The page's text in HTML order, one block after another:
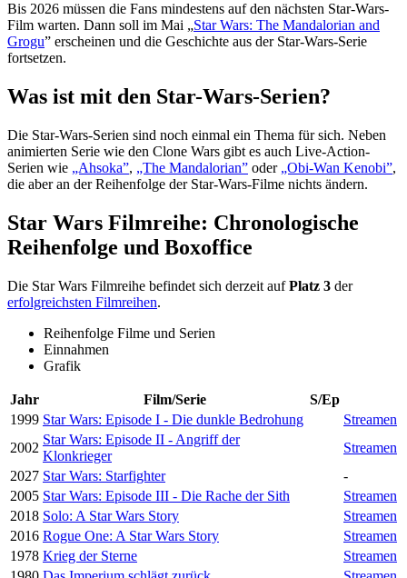
Bis 2026 müssen die Fans mindestens auf den nächsten Star-Wars-
Film warten. Dann soll im Mai „Star Wars: The Mandalorian and
Grogu” erscheinen und die Geschichte aus der Star-Wars-Serie
fortsetzen.
Was ist mit den Star-Wars-Serien?
Die Star-Wars-Serien sind noch einmal ein Thema für sich. Neben
animierten Serie wie den Clone Wars gibt es auch Live-Action-
Serien wie „Ahsoka”, „The Mandalorian” oder „Obi-Wan Kenobi”,
die aber an der Reihenfolge der Star-Wars-Filme nichts ändern.
Star Wars Filmreihe: Chronologische
Reihenfolge und Boxoffice
Die Star Wars Filmreihe befindet sich derzeit aufPlatz 3 der
erfolgreichsten Filmreihen.
Reihenfolge Filme und Serien
Einnahmen
Grafik
Jahr Film/Serie
S/Ep
1999 Star Wars: Episode I - Die dunkle Bedrohung
Streamen
2002
Star Wars: Episode II - Angriff der
Klonkrieger
Streamen
2027 Star Wars: Starfighter
-
2005 Star Wars: Episode III - Die Rache der Sith
Streamen
2018 Solo: A Star Wars Story
Streamen
2016 Rogue One: A Star Wars Story
Streamen
1978 Krieg der Sterne
Streamen